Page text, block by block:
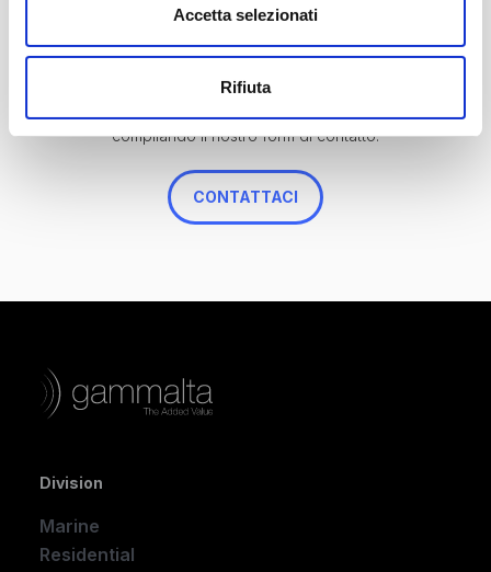
Accetta selezionati
Rifiuta
• Dimensioni del cabinet: 10,77 x 7,62 x 5,75 pollici (LxHxP).
ABBIAMO ALTRE OPZIONI CHE POTREBBERO
INTERESSARTI
Non hai trovato ciò che stavi cercando?
Se hai bisogno di ulteriore assistenza, ti invitiamo a contattarci
compilando il nostro form di contatto.
CONTATTACI
Division
Marine
Residential